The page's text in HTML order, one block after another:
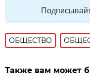
ОБЩЕСТВО
Также вам может